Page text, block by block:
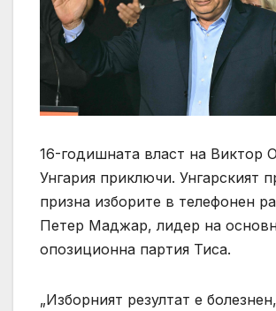
16-годишната власт на Виктор
Унгария приключи. Унгарският
призна изборите в телефонен
Петер Маджар, лидер на
опозиционна партия Тиса.
„Изборният резултат е